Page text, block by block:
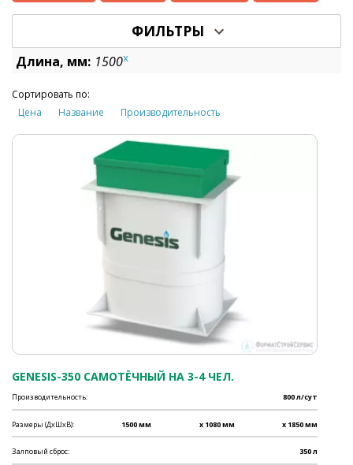
ФИЛЬТРЫ
Длина, мм: 1500x
Сортировать по:
Цена
Название Производительность
GENESIS-350 САМОТЁЧНЫЙ НА 3-4 ЧЕЛ.
Производительность: 800 л/сут
Размеры (ДхШхВ): 1500 мм x 1080 мм x 1850 мм
Залповый сброс: 350 л